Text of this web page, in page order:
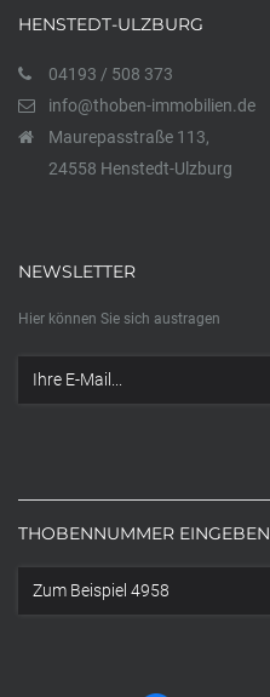
HENSTEDT-ULZBURG
04193 / 508 373
info@thoben-immobilien.de
Maurepasstraße 113,
24558 Henstedt-Ulzburg
NEWSLETTER
Hier können Sie sich austragen
THOBENNUMMER EINGEBEN